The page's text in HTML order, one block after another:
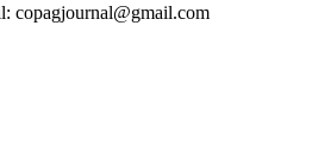
copagjournal@gmail.com